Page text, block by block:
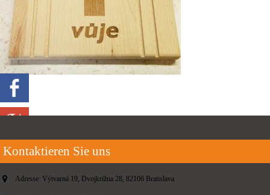
Kontaktieren Sie uns
Adresse: Výtvarná 19, Dvojkrížna 28, 82106 Bratislava